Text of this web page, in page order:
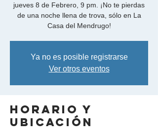
jueves 8 de Febrero, 9 pm. ¡No te pierdas
de una noche llena de trova, sólo en La
Casa del Mendrugo!
Ya no es posible registrarse
Ver otros eventos
Horario y
ubicación